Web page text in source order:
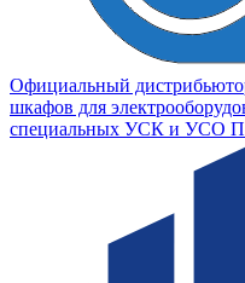
Официальный
шкафов для
специальных УСК и УСО